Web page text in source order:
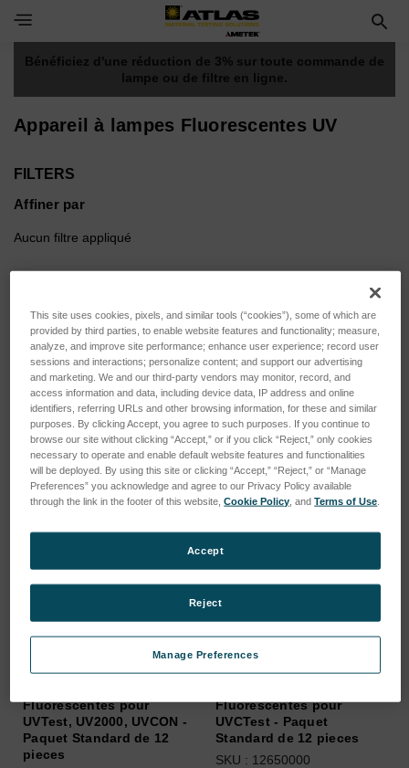
Toggle Navigation Menu
Bénéficiez d'une réduction de 3% sur toute commande de
lampe ou de filtre en ligne.
Appareil à lampes Fluorescentes UV
FILTERS
Affiner par
Aucun filtre appliqué
mesure, Force d'appui & plus
Trier par :
Fluorescentes pour
UVTest, UV2000, UVCON -
Paquet Standard de 12
pieces
Fluorescentes pour
UVCTest - Paquet
Standard de 12 pieces
SKU : 12650000
This site uses cookies, pixels, and similar tools (“cookies”), some of which are
provided by third parties, to enable website features and functionality; measure,
analyze, and improve site performance; enhance user experience; record user
sessions and interactions; personalize content; and support our advertising
and marketing. We and our third-party vendors may monitor, record, and
access information and data, including device data, IP address and online
identifiers, referring URLs and other browsing information, for these and similar
purposes. By clicking Accept, you agree to such purposes. If you continue to
browse our site without clicking “Accept,” or if you click “Reject,” only cookies
necessary to operate and enable default website features and functionalities
will be deployed. By using this site or clicking “Accept,” “Reject,” or “Manage
Preferences” you acknowledge and agree to our Privacy Policy available
through the link in the footer of this website,Cookie Policy , andTerms of Use
Manage Preferences
Reject
Accept